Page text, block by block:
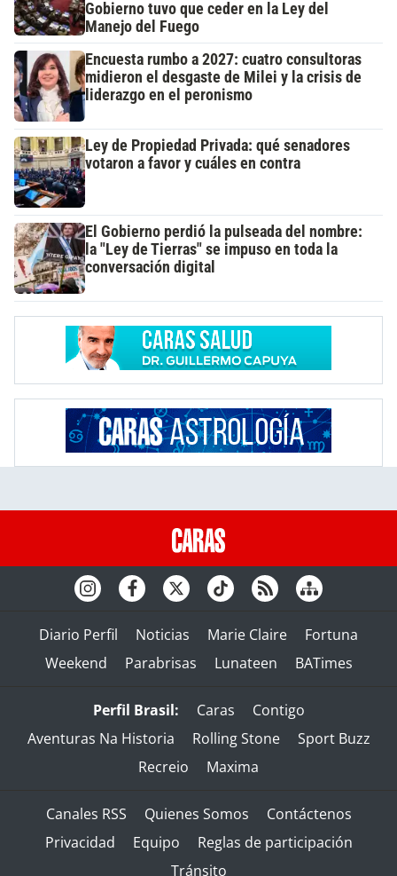
Gobierno tuvo que ceder en la Ley del
Manejo del Fuego
Encuesta rumbo a 2027: cuatro consultoras
midieron el desgaste de Milei y la crisis de
liderazgo en el peronismo
Ley de Propiedad Privada: qué senadores
votaron a favor y cuáles en contra
El Gobierno perdió la pulseada del nombre:
la "Ley de Tierras" se impuso en toda la
conversación digital
Diario Perfil Noticias Marie Claire
Fortuna
Weekend
Parabrisas Lunateen BATimes
Perfil Brasil: Caras
Contigo
Aventuras Na Historia
Rolling Stone
Sport Buzz
Recreio
Maxima
Canales RSS Quienes Somos
Contáctenos
Privacidad
Equipo
Reglas de participación
Tránsito